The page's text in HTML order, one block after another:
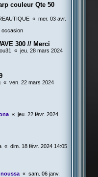
couleur Qte 50
« mer. 03 avr.
occasion
300 // Merci
« jeu. 28 mars 2024
« ven. 22 mars 2024
« jeu. 22 févr. 2024
« dim. 18 févr. 2024 14:05
« sam. 06 janv.